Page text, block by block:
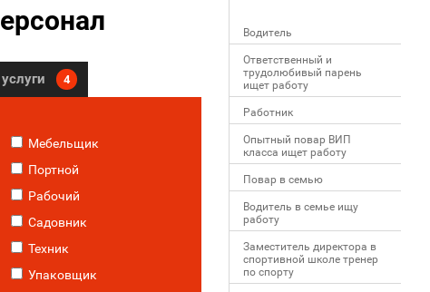
4
Мебельщик
Портной
Рабочий
Садовник
Техник
Упаковщик
Водитель
Ответственный и
трудолюбивый парень
ищет работу
Работник
Опытный повар ВИП
класса ищет работу
Повар в семью
Водитель в семье ищу
работу
Заместитель директора в
спортивной школе тренер
по спорту